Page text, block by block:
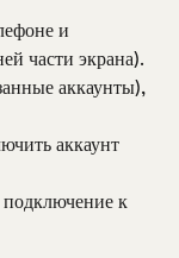
и
части экрана).
аккаунты),
аккаунт
подключение к